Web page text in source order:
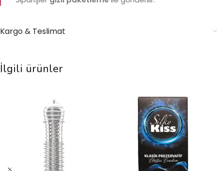
Kargo & Teslimat
İlgili ürünler